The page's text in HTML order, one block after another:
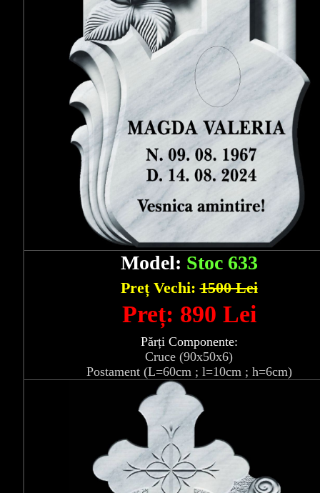
Model: Stoc 633
Preț Vechi:1500 Lei
Preț: 890 Lei
Părți Componente:
Cruce (90x50x6)
Postament (L=60cm ; l=10cm ; h=6cm)